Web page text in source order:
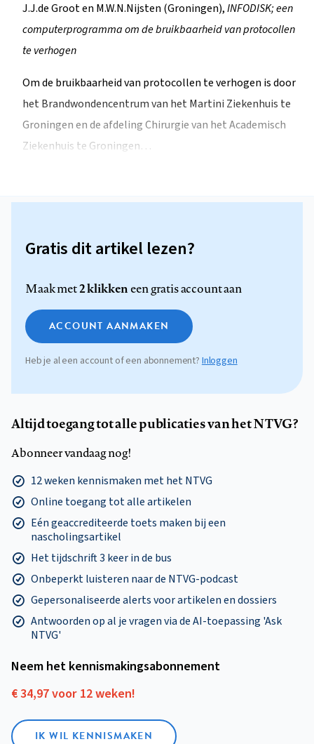
J.J.de Groot en M.W.N.Nijsten (Groningen),INFODISK; een
computerprogramma om de bruikbaarheid van protocollen
te verhogen
Om de bruikbaarheid van protocollen te verhogen is door
het Brandwondencentrum van het Martini Ziekenhuis te
Groningen en de afdeling Chirurgie van het Academisch
Ziekenhuis te Groningen…
Gratis dit artikel lezen?
Maak met2 klikkeneen gratis account aan
ACCOUNT AANMAKEN
Heb je al een account of een abonnement? Inloggen
Altijd toegang tot alle publicaties van het NTVG?
Abonneer vandaag nog!
12 weken kennismaken met het NTVG
Online toegang tot alle artikelen
Eén geaccrediteerde toets maken bij een
nascholingsartikel
Het tijdschrift 3 keer in de bus
Onbeperkt luisteren naar de NTVG-podcast
Gepersonaliseerde alerts voor artikelen en dossiers
Antwoorden op al je vragen via de AI-toepassing 'Ask
NTVG'
Neem het kennismakings­abonnement
€ 34,97 voor 12 weken!
IK WIL KENNISMAKEN